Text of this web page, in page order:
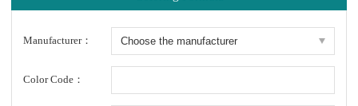
Manufacturer：
Color Code：